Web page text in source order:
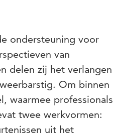
ondersteuning voor
van
delen zij het verlangen
Om binnen
waarmee professionals
twee werkvormen:
uit het